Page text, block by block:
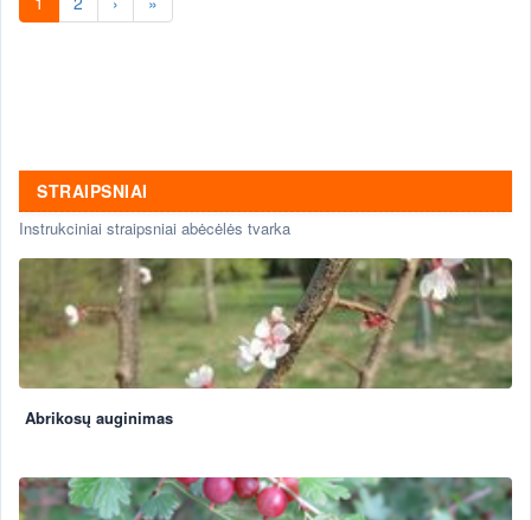
STRAIPSNIAI
Instrukciniai straipsniai abėcėlės tvarka
Abrikosų auginimas